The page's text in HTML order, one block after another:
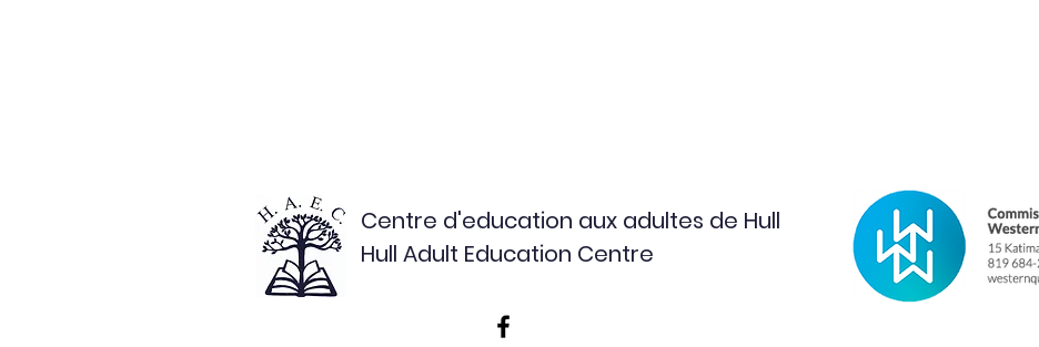
Centre d'education aux adultes de Hull
Hull Adult Education Centre